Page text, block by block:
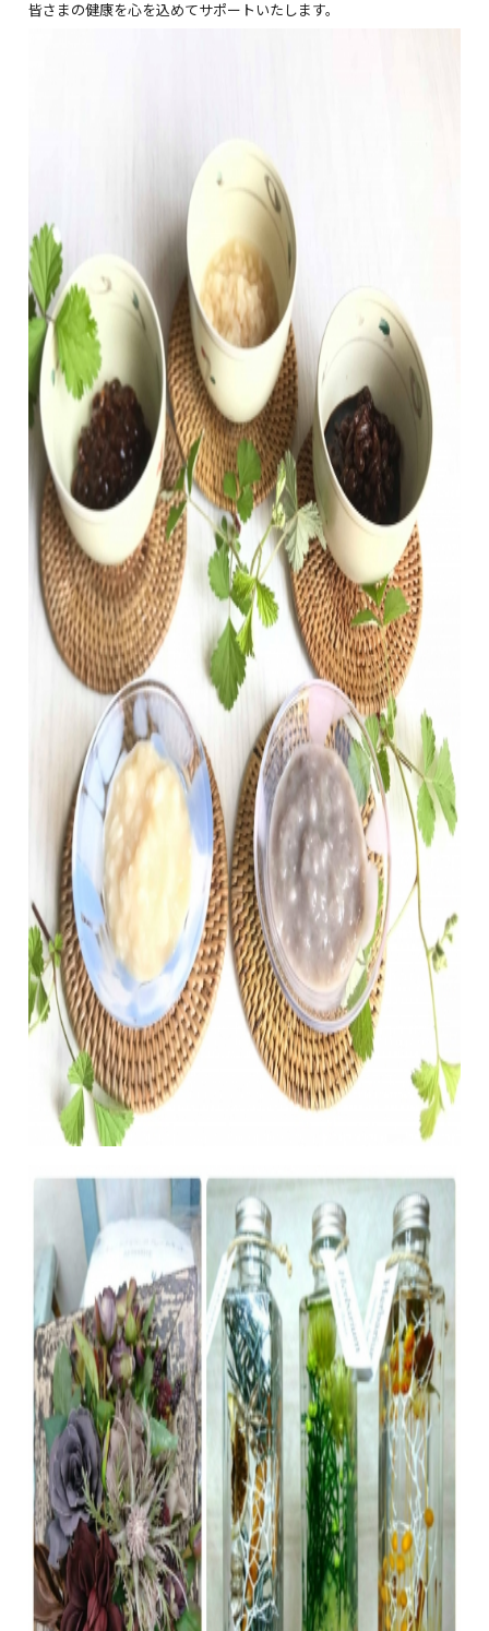
皆さまの健康を心を込めてサポートいたします。